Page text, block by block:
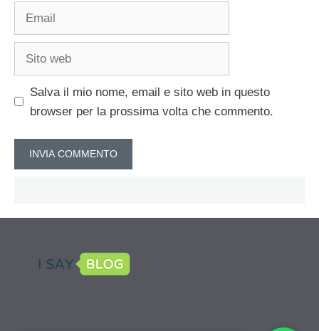
Salva il mio nome, email e sito web in questo
browser per la prossima volta che commento.